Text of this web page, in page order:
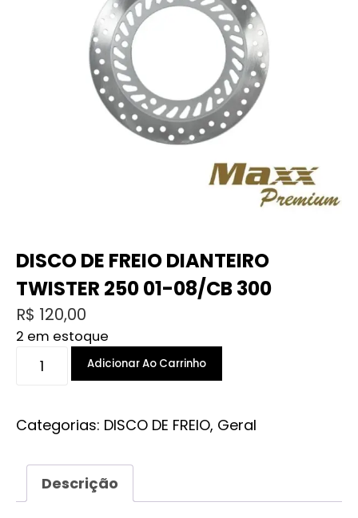
DISCO DE FREIO DIANTEIRO
TWISTER 250 01-08/CB 300
R$ 120,00
2 em estoque
DISCO
DIANTEIRO
250
08/CB
Adicionar Ao Carrinho
Categorias: DISCO DE FREIO, Geral
Descrição